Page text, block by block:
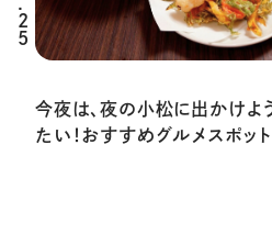
2
5
今夜は、夜の小松に出かけよ
たい！おすすめグルメスポッ